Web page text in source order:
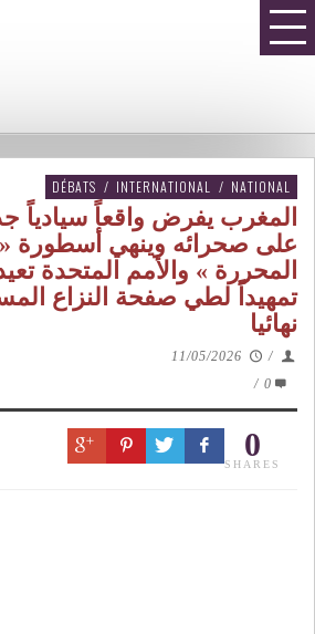
DÉBATS / INTERNATIONAL / NATIONAL
المغرب يفرض واقعاً سيادياً
على صحرائه وينهي أسطورة
المحررة » والأمم المتحدة
تمهيداً لطي صفحة النزاع
نهائيا
/
11/05/2026
0
/
0
SHARES